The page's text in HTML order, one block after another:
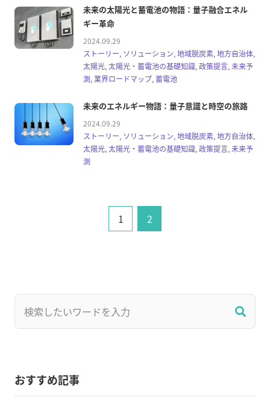
未来の太陽光と蓄電池の物語：量子融合エネル
ギー革命
2024.09.29
ストーリー, ソリューション, 地域脱炭素, 地方自治体,
太陽光, 太陽光・蓄電池の基礎知識, 政策提言, 未来予
測, 業界ロードマップ, 蓄電池
未来のエネルギー物語：量子意識と時空の旅路
2024.09.29
ストーリー, ソリューション, 地域脱炭素, 地方自治体,
太陽光, 太陽光・蓄電池の基礎知識, 政策提言, 未来予
測
1 2
おすすめ記事